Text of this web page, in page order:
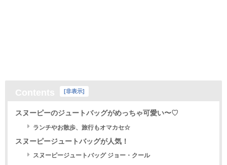
非表示
スヌーピーのジュートバッグがめっちゃ可愛い〜♡
ランチやお散歩、旅行もオマカセ☆
スヌーピージュートバッグが人気！
スヌーピージュートバッグ ジョー・クール